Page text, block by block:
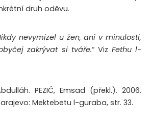
druh oděvu.
nevymizel u žen, ani v minulosti,
zakrývat si tváře.“ Viz Fethu l-
PEZIĆ, Emsad (překl.). 2006.
Mektebetu l-guraba, str. 33.